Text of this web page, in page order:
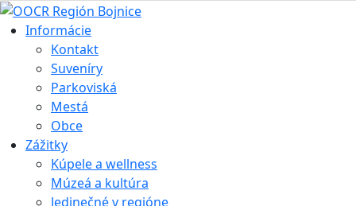
Informácie
Kontakt
Suveníry
Parkoviská
Mestá
Obce
Zážitky
Kúpele a wellness
Múzeá a kultúra
Jedinečné v regióne